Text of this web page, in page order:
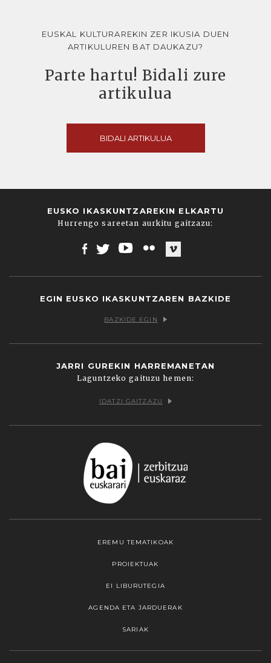
EUSKAL KULTURAREKIN ZER IKUSIA DUEN
ARTIKULUREN BAT DAUKAZU?
Parte hartu! Bidali zure
artikulua
BIDALI ARTIKULUA
EUSKO IKASKUNTZAREKIN ELKARTU
Hurrengo sareetan aurkitu gaitzazu:
EGIN EUSKO IKASKUNTZAREN BAZKIDE
BAZKIDE EGIN
JARRI GUREKIN HARREMANETAN
Laguntzeko gaituzu hemen:
IDATZI GAITZAZU
EREMU TEMATIKOAK
PROIEKTUAK
EI LIBURUTEGIA
AGENDA ETA JARDUERAK
SARIAK